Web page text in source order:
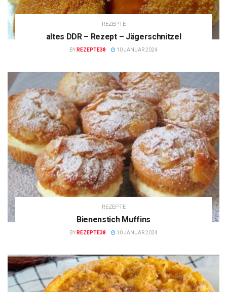
REZEPTE
altes DDR – Rezept – Jägerschnitzel
BY REZEPTE38 10 JANUAR 2024
REZEPTE
Bienenstich Muffins
BY REZEPTE38 10 JANUAR 2024